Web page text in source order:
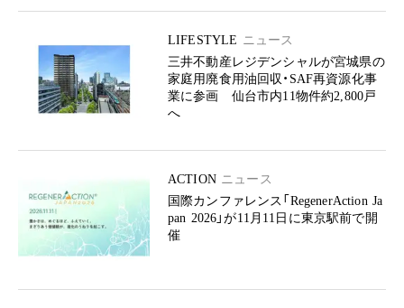
LIFESTYLE ニュース
三井不動産レジデンシャルが宮城県の
家庭用廃食用油回収・SAF再資源化事
業に参画 仙台市内11物件約2,800戸
へ
ACTION ニュース
国際カンファレンス「RegenerAction Ja
pan 2026」が11月11日に東京駅前で開
催